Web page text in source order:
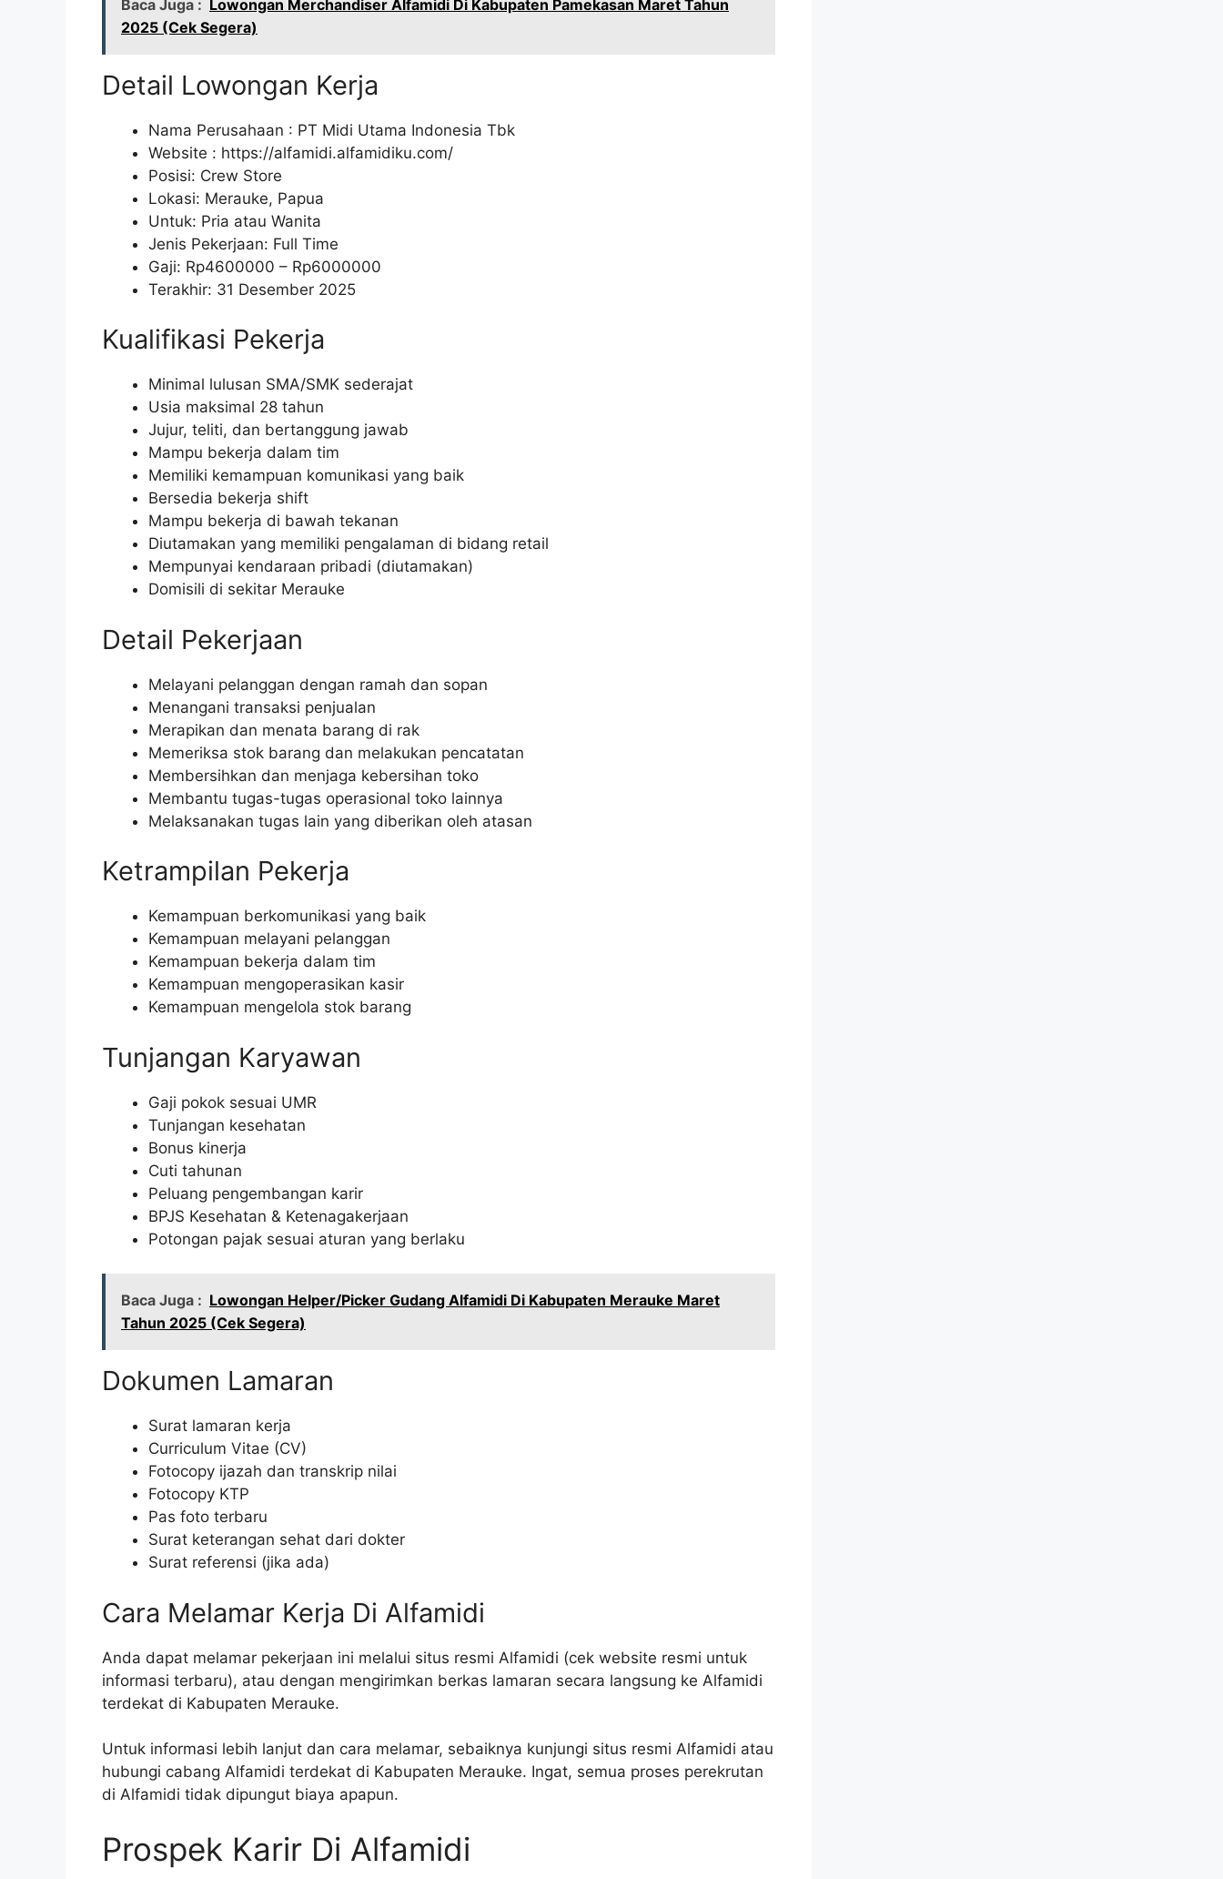
Baca Juga : Lowongan Merchandiser Alfamidi Di Kabupaten Pamekasan Maret Tahun
2025 (Cek Segera)
Detail Lowongan Kerja
Nama Perusahaan : PT Midi Utama Indonesia Tbk
Website : https://alfamidi.alfamidiku.com/
Posisi: Crew Store
Lokasi: Merauke, Papua
Untuk: Pria atau Wanita
Jenis Pekerjaan: Full Time
Gaji: Rp4600000 – Rp6000000
Terakhir: 31 Desember 2025
Kualifikasi Pekerja
Minimal lulusan SMA/SMK sederajat
Usia maksimal 28 tahun
Jujur, teliti, dan bertanggung jawab
Mampu bekerja dalam tim
Memiliki kemampuan komunikasi yang baik
Bersedia bekerja shift
Mampu bekerja di bawah tekanan
Diutamakan yang memiliki pengalaman di bidang retail
Mempunyai kendaraan pribadi (diutamakan)
Domisili di sekitar Merauke
Detail Pekerjaan
Melayani pelanggan dengan ramah dan sopan
Menangani transaksi penjualan
Merapikan dan menata barang di rak
Memeriksa stok barang dan melakukan pencatatan
Membersihkan dan menjaga kebersihan toko
Membantu tugas-tugas operasional toko lainnya
Melaksanakan tugas lain yang diberikan oleh atasan
Ketrampilan Pekerja
Kemampuan berkomunikasi yang baik
Kemampuan melayani pelanggan
Kemampuan bekerja dalam tim
Kemampuan mengoperasikan kasir
Kemampuan mengelola stok barang
Tunjangan Karyawan
Gaji pokok sesuai UMR
Tunjangan kesehatan
Bonus kinerja
Cuti tahunan
Peluang pengembangan karir
BPJS Kesehatan & Ketenagakerjaan
Potongan pajak sesuai aturan yang berlaku
Baca Juga : Lowongan Helper/Picker Gudang Alfamidi Di Kabupaten Merauke Maret
Tahun 2025 (Cek Segera)
Dokumen Lamaran
Surat lamaran kerja
Curriculum Vitae (CV)
Fotocopy ijazah dan transkrip nilai
Fotocopy KTP
Pas foto terbaru
Surat keterangan sehat dari dokter
Surat referensi (jika ada)
Cara Melamar Kerja Di Alfamidi
Anda dapat melamar pekerjaan ini melalui situs resmi Alfamidi (cek website resmi untuk
informasi terbaru), atau dengan mengirimkan berkas lamaran secara langsung ke Alfamidi
terdekat di Kabupaten Merauke.
Untuk informasi lebih lanjut dan cara melamar, sebaiknya kunjungi situs resmi Alfamidi atau
hubungi cabang Alfamidi terdekat di Kabupaten Merauke. Ingat, semua proses perekrutan
di Alfamidi tidak dipungut biaya apapun.
Prospek Karir Di Alfamidi